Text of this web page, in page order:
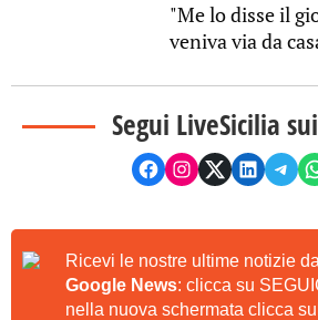
"Me lo disse il
veniva via da
Segui LiveSicilia
Ricevi le nostre ultime notizie da
Google News: clicca su
nella nuova schermata clicca sul